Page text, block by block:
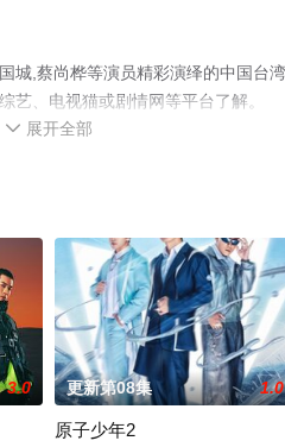
,蔡尚桦等演员精彩演绎的中国台
艺、电视猫或剧情网等平台了解。
 展开全部
3.0 更新第08集 1.0
原子少年2